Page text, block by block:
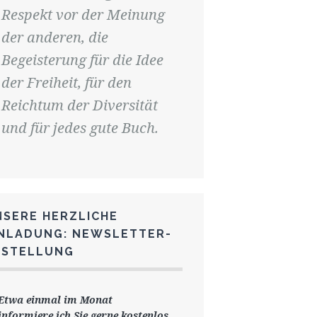
Respekt vor der Meinung
der anderen, die
Begeisterung für die Idee
der Freiheit, für den
Reichtum der Diversität
und für jedes gute Buch.
HERZLICHE
NEWSLETTER-
einmal im Monat